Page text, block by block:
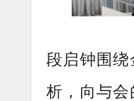
段启钟围
析，向与